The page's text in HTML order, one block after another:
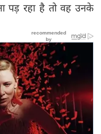
पड़ रहा है तो वह उनके